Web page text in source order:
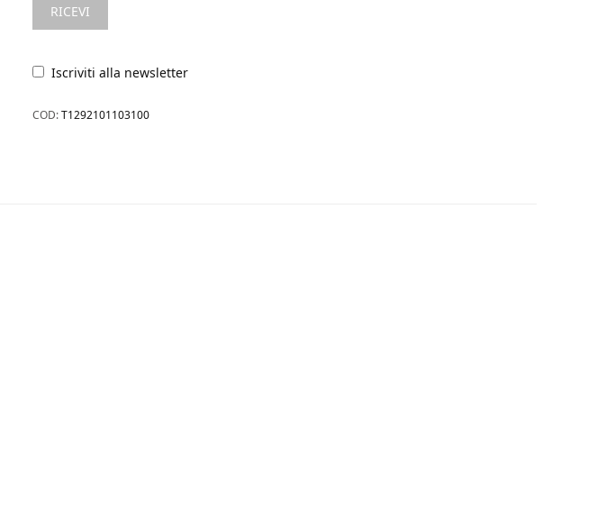
Iscriviti alla newsletter
COD:T1292101103100